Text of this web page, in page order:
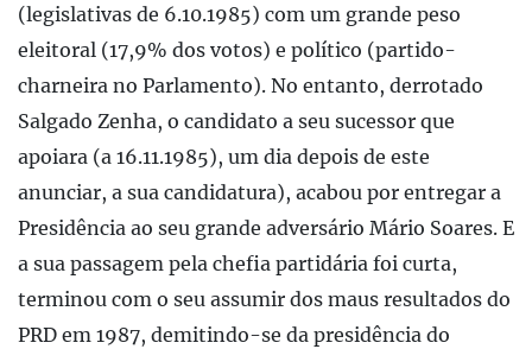
(legislativas de 6.10.1985) com um grande peso
eleitoral (17,9% dos votos) e político (partido-
charneira no Parlamento). No entanto, derrotado
Salgado Zenha, o candidato a seu sucessor que
apoiara (a 16.11.1985), um dia depois de este
anunciar, a sua candidatura), acabou por entregar a
Presidência ao seu grande adversário Mário Soares. E
a sua passagem pela chefia partidária foi curta,
terminou com o seu assumir dos maus resultados do
PRD em 1987, demitindo-se da presidência do